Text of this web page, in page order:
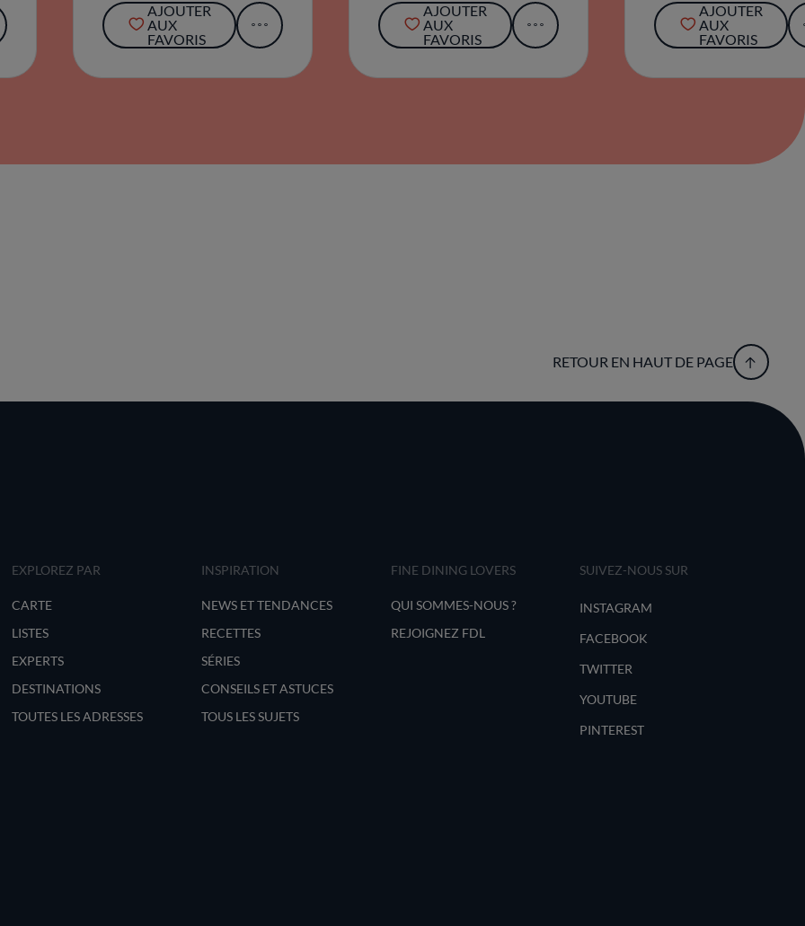
AJOUTER
AUX
FAVORIS
AJOUTER
AUX
FAVORIS
AJOUTER
AUX
FAVORIS
RETOUR EN HAUT DE PAGE
EXPLOREZ PAR
CARTE
LISTES
EXPERTS
DESTINATIONS
TOUTES LES ADRESSES
INSPIRATION
NEWS ET TENDANCES
RECETTES
SÉRIES
CONSEILS ET ASTUCES
TOUS LES SUJETS
FINE DINING LOVERS
QUI SOMMES-NOUS ?
REJOIGNEZ FDL
SUIVEZ-NOUS SUR
INSTAGRAM
FACEBOOK
TWITTER
YOUTUBE
PINTEREST